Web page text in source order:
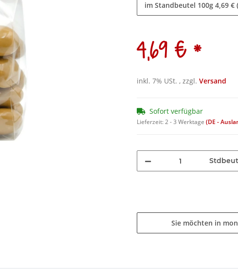
im Standbeutel 100g 4,69 €
4,69 €*
inkl. 7% USt. , zzgl. Versand
Sofort verfügbar
Lieferzeit:2 - 3 Werktage (DE -
Sie möchten in